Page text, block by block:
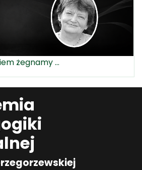
żegnamy ...